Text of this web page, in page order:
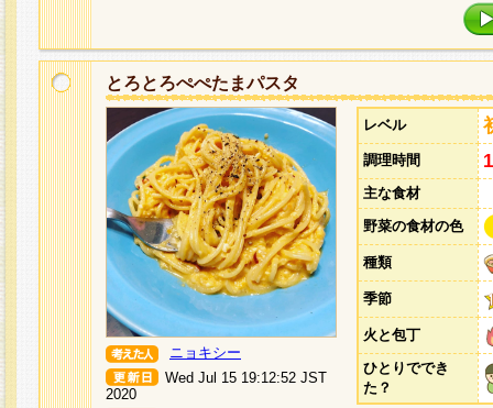
とろとろぺぺたまパスタ
ニョキシー
Wed Jul 15 19:12:52 JST
2020
レベル
調理時間
主な食材
野菜の食材の色
種類
季節
火と包丁
ひとりででき
た？